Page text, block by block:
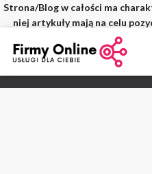
Strona/Blog w całości ma
niej artykuły mają na celu
wpisów nie pochodzi od